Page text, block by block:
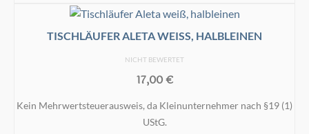
Produktseite
gewählt
Dieses
weist
mehrere
Varianten
Die
Optionen
TISCHLÄUFER ALETA WEISS, HALBLEINEN
NICHT BEWERTET
17,00€
Kein Mehrwertsteuerausweis, da Kleinunternehmer nach §19 (1)
UStG.